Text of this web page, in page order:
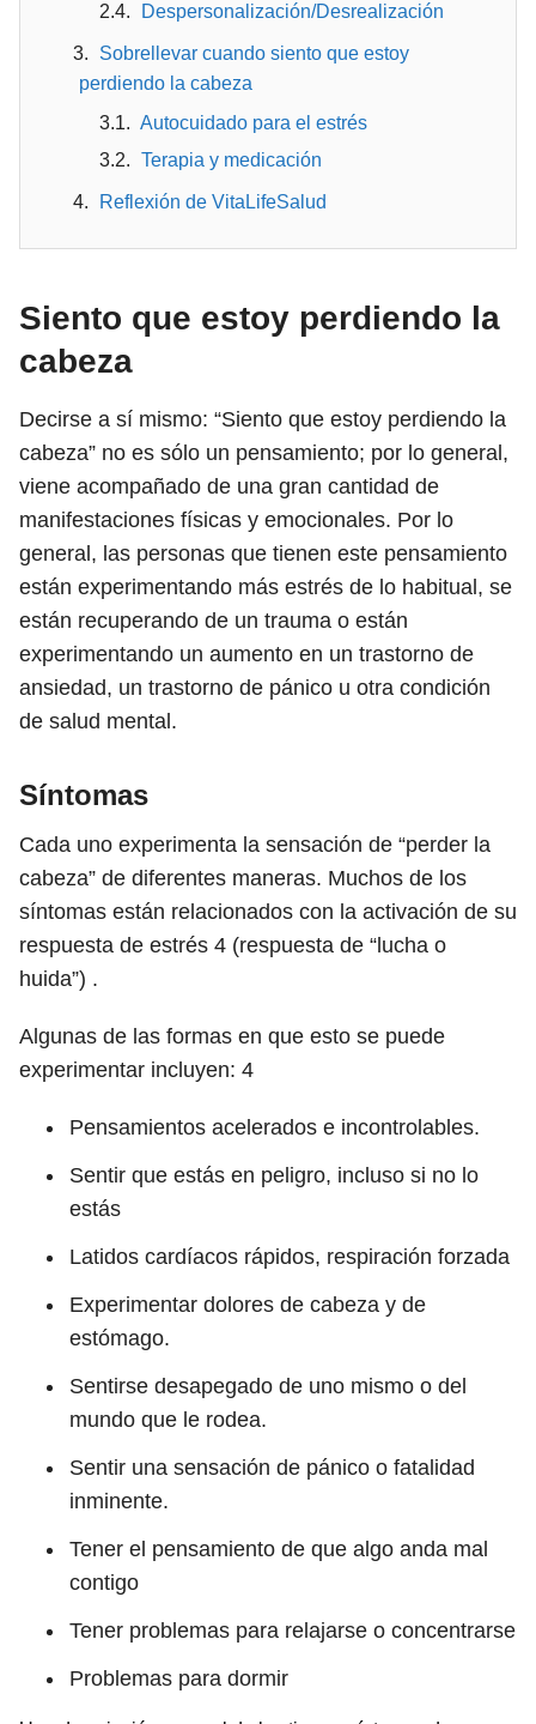
Despersonalización/Desrealización
Sobrellevar cuando siento que estoy
perdiendo la cabeza
Autocuidado para el estrés
Terapia y medicación
Reflexión de VitaLifeSalud
Siento que estoy perdiendo la
cabeza
Decirse a sí mismo: “Siento que estoy perdiendo la
cabeza” no es sólo un pensamiento; por lo general,
viene acompañado de una gran cantidad de
manifestaciones físicas y emocionales. Por lo
general, las personas que tienen este pensamiento
están experimentando más estrés de lo habitual, se
están recuperando de un trauma o están
experimentando un aumento en un trastorno de
ansiedad, un trastorno de pánico u otra condición
de salud mental.
Síntomas
Cada uno experimenta la sensación de “perder la
cabeza” de diferentes maneras. Muchos de los
síntomas están relacionados con la activación de su
respuesta de estrés 4 (respuesta de “lucha o
huida”) .
Algunas de las formas en que esto se puede
experimentar incluyen: 4
Pensamientos acelerados e incontrolables.
Sentir que estás en peligro, incluso si no lo
estás
Latidos cardíacos rápidos, respiración forzada
Experimentar dolores de cabeza y de
estómago.
Sentirse desapegado de uno mismo o del
mundo que le rodea.
Sentir una sensación de pánico o fatalidad
inminente.
Tener el pensamiento de que algo anda mal
contigo
Tener problemas para relajarse o concentrarse
Problemas para dormir